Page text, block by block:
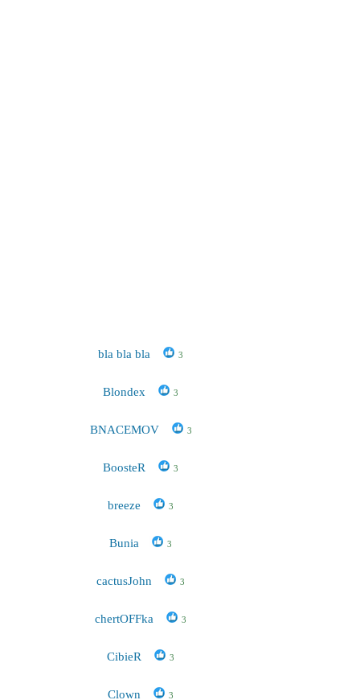
bla bla bla 3
Blondex 3
BNACEMOV 3
BoosteR 3
breeze 3
Bunia 3
cactusJohn 3
chertOFFka 3
CibieR 3
Clown 3